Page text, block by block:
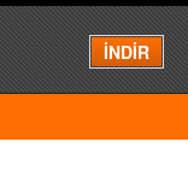
İNDİR
Menü